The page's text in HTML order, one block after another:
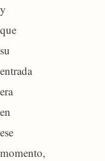
y
que
su
entrada
era
en
ese
momento,